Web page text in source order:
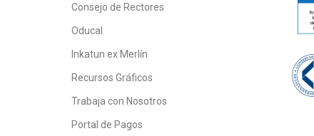
Consejo de Rectores
Oducal
Inkatun ex Merlín
Recursos Gráficos
Trabaja con Nosotros
Portal de Pagos